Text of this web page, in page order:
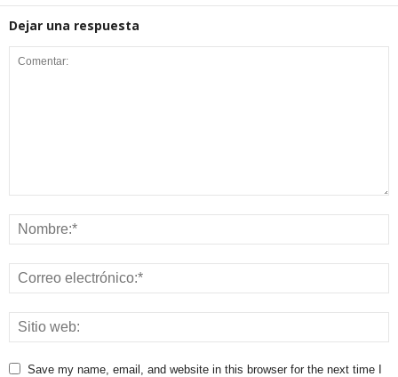
Dejar una respuesta
Save my name, email, and website in this browser for the next time I